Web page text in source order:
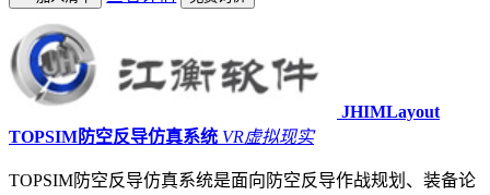
JHIMLayout
TOPSIM防空反导仿真系统 VR虚拟现实
TOPSIM防空反导仿真系统是面向防空反导作战规划、装备论